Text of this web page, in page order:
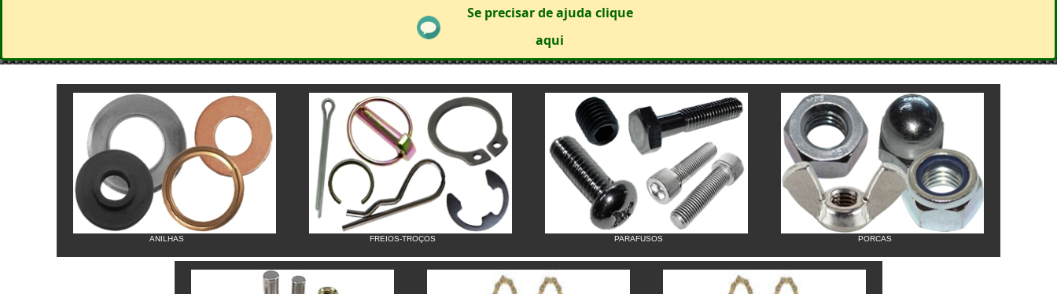
Se precisar de ajuda clique
aqui
ANILHAS FREIOS-TROÇOS PARAFUSOS PORCAS